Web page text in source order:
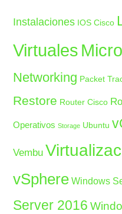
Instalaciones IOS Cisco
Virtuales
Networking Packet
Restore Router Cisco
Operativos Storage Ubuntu
Vembu
vSphere Windows
Server 2016